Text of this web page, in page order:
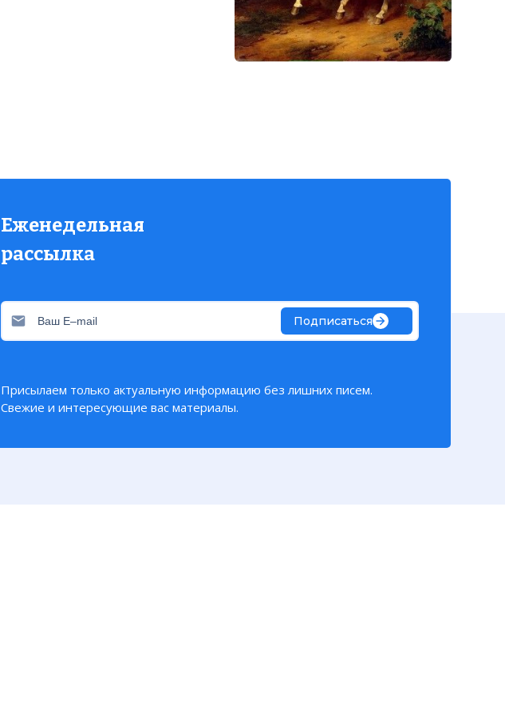
Еженедельная
рассылка
Подписаться
Присылаем только актуальную информацию без лишних писем.
Свежие и интересующие вас материалы.